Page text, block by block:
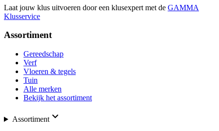
Laat jouw klus uitvoeren door een klusexpert met de GAMMA
Klusservice
Assortiment
Gereedschap
Verf
Vloeren & tegels
Tuin
Alle merken
Bekijk het assortiment
Assortiment